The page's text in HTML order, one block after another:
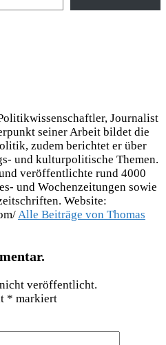
Journalist
seiner Arbeit bildet die
zudem berichtet er über
und kulturpolitische Themen.
veröffentlichte rund 4000
und Wochenzeitungen sowie
Website:
Alle Beiträge von Thomas
veröffentlicht.
* markiert